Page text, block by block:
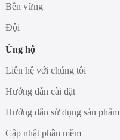
Bền vững
Đội
Ủng hộ
Liên hệ với chúng tôi
Hướng dẫn cài đặt
Hướng dẫn sử dụng sản phẩm
Cập nhật phần mềm